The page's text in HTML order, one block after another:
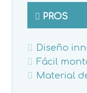
PROS
Diseño
Fácil
Material